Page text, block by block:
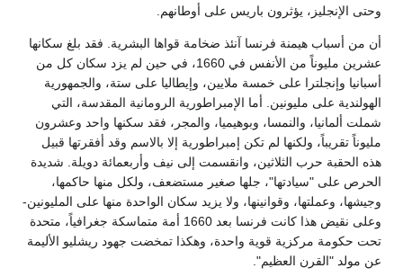
وحتى الإنجليز، يؤثرون باريس على أوطانهم.
أن من أسباب هيمنة فرنسا آنئذ ضخامة قواها البشرية. فقد بلغ سكانها
عشرين مليوناً من الأنفس في 1660، في حين لم يزد سكان كل من
أسبانيا وإنجلترا على خمسة ملايين، وإيطاليا على ستة، والجمهورية
الهولندية على مليونين. أما الإمبراطورية الرومانية المقدسة، التي
شملت ألمانيا، والنمسا، وبوهيميا، والمجر، فقد سكنها واحد وعشرون
مليوناً تقريباً، ولكنها لم تكن إمبراطورية إلا بالاسم وقد أفقرتها قبيل
هذه الحقبة حرب الثلاثين، وانقسمت إلى نيف وأربعمائة دويلة. شديدة
الحرص على "سيادتها"، جلها صغير مستضعف، ولكل منها حاكمها،
وجيشها، وعملتها، وقوانينها، ولا يزيد سكان الواحدة منها على المليونين-
وعلى نقيض هذا كانت فرنسا بعد 1660 أمة متماسكة جغرافياً، متحدة
تحت حكومة مركزية قوية واحدة، وهكذا تمخضت جهود ريشليو الأليمة
عن مولد "القرن العظيم".